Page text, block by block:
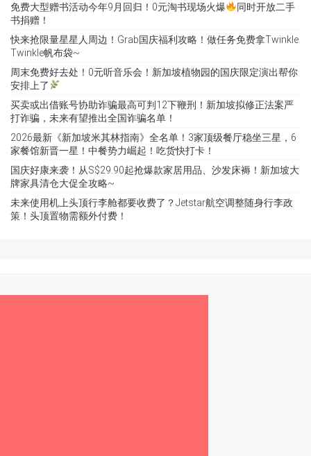
免费大型赠书活动今年9月回归！0元淘书现场火爆
同时开放二手
书捐赠！
快来抢限量星星人周边！Grab国庆福利攻略！做任务免费拿Twinkle
Twinkle帆布袋~
周末免费好去处！0元听音乐会！新加坡植物园的国庆限定演出帮你
安排上了
买卖或出借账号协助诈骗最高可判12下鞭刑！新加坡拟修正法案严
打诈骗，未来有望推出全国诈骗名单！
2026最新《新加坡米其林指南》全名单！3家顶级餐厅稳坐三星，6
家餐馆新晋一星！中餐势力崛起！吃货快打卡！
国庆好康来袭！从S$29.90起抢爆款家居用品、沙发床褥！新加坡大
牌家具清仓大促全攻略~
未来使用机上头顶行李舱都要收费了？Jetstar航空调整随身行李政
策！头顶置物需额外付费！